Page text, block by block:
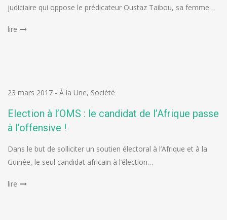
judiciaire qui oppose le prédicateur Oustaz Taibou, sa femme…
lire
23 mars 2017 - À la Une, Société
Election à l’OMS : le candidat de l’Afrique passe
à l’offensive !
Dans le but de solliciter un soutien électoral à l’Afrique et à la
Guinée, le seul candidat africain à l’élection…
lire